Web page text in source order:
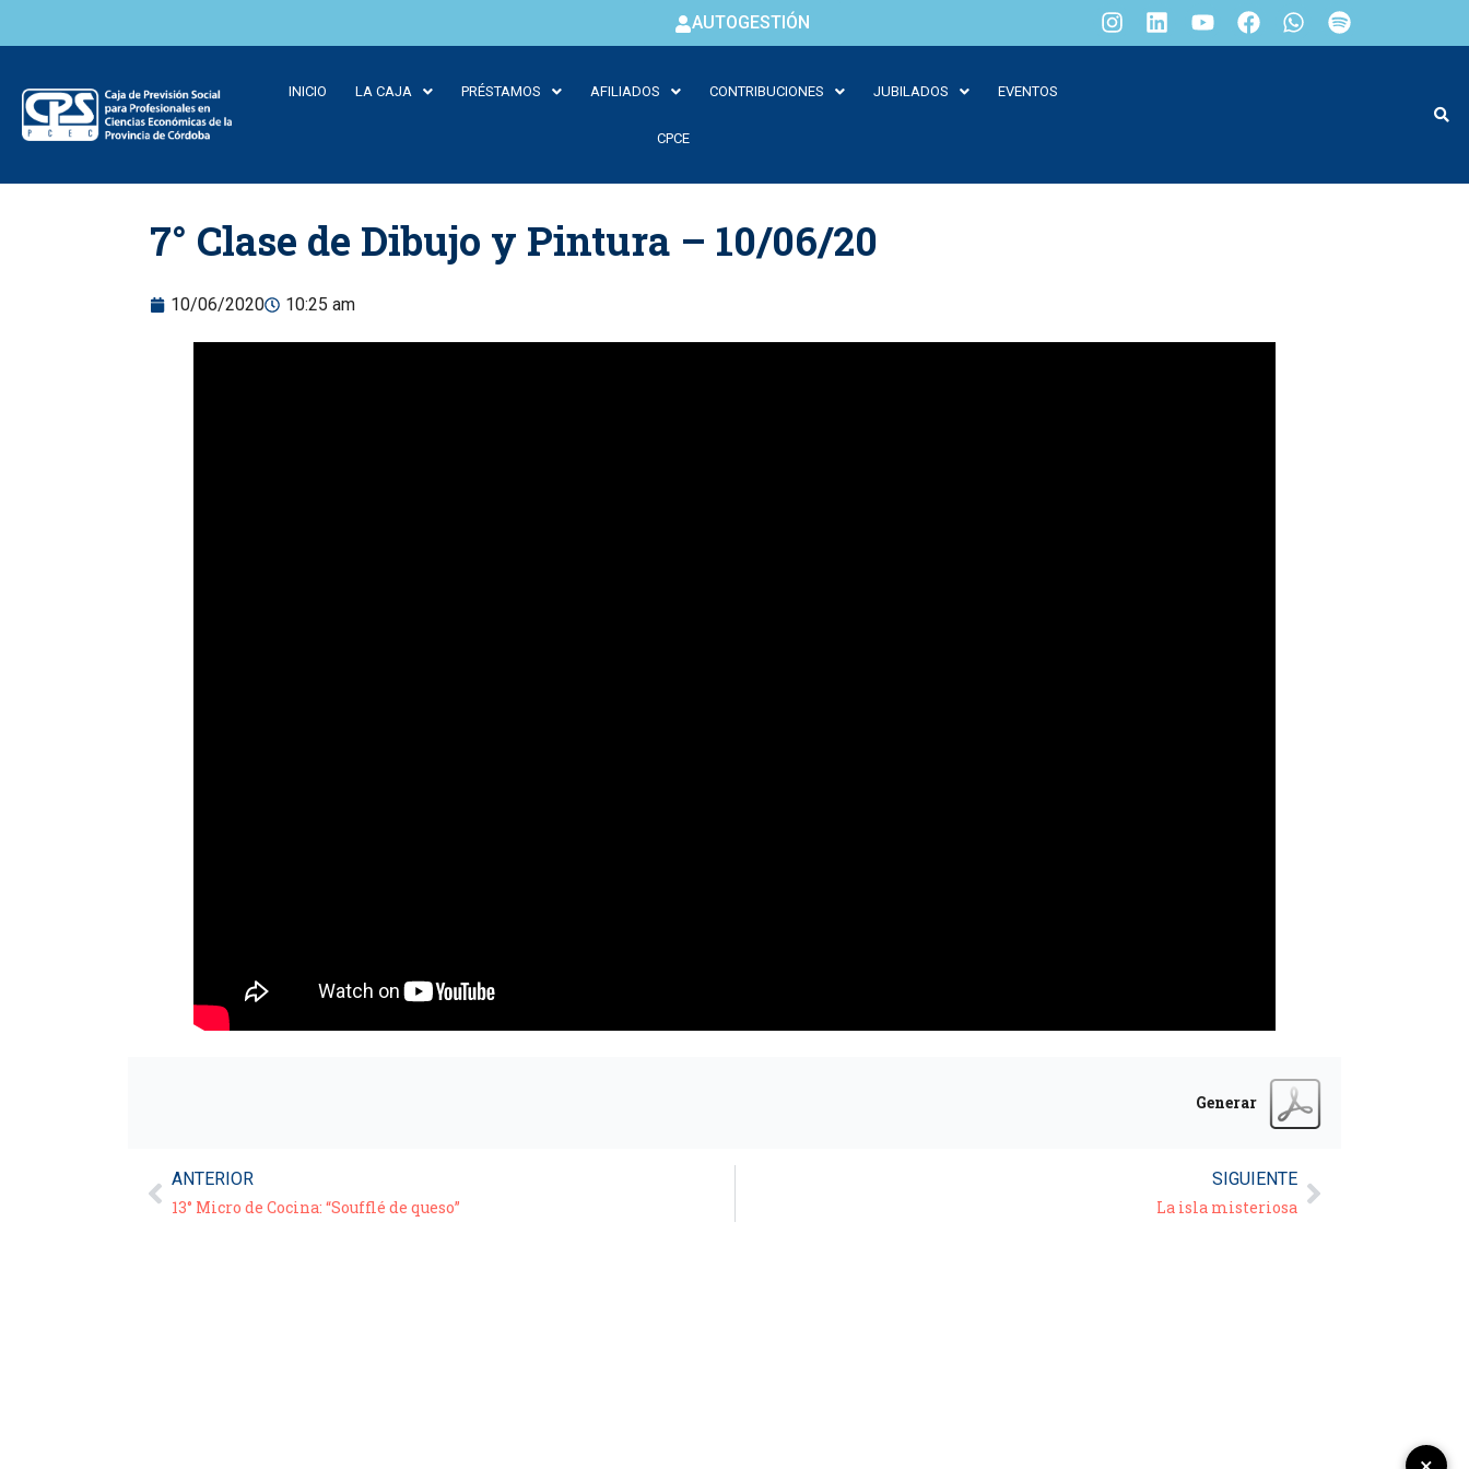
AUTOGESTIÓN
INICIO LA CAJA PRÉSTAMOS AFILIADOS CONTRIBUCIONES JUBILADOS EVENTOS
CPCE
content
7° Clase de Dibujo y Pintura – 10/06/20
10/06/2020 10:25 am
Generar
ANTERIOR
13° Micro de Cocina: “Soufflé de queso”
SIGUIENTE
La isla misteriosa